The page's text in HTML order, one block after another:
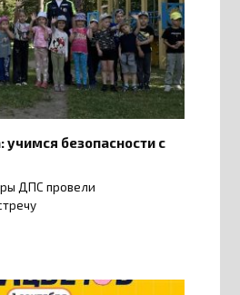
безопасности с
ДПС провели